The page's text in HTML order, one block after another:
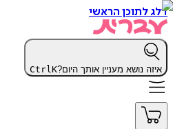
דלג לתוכן הראשי
איזה נושא מעניין אותך היום? CtrlK